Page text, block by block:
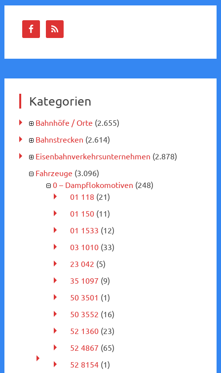
Kategorien
Bahnhöfe / Orte (2.655)
Bahnstrecken (2.614)
Eisenbahnverkehrsunternehmen (2.878)
Fahrzeuge (3.096)
0 – Dampflokomotiven (248)
01 118 (21)
01 150(11)
01 1533 (12)
03 1010(33)
23 042 (5)
35 1097 (9)
50 3501 (1)
50 3552 (16)
52 1360(23)
52 4867 (65)
52 8154(1)